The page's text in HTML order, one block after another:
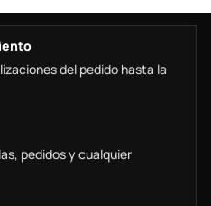
del pedido hasta la
pedidos y cualquier